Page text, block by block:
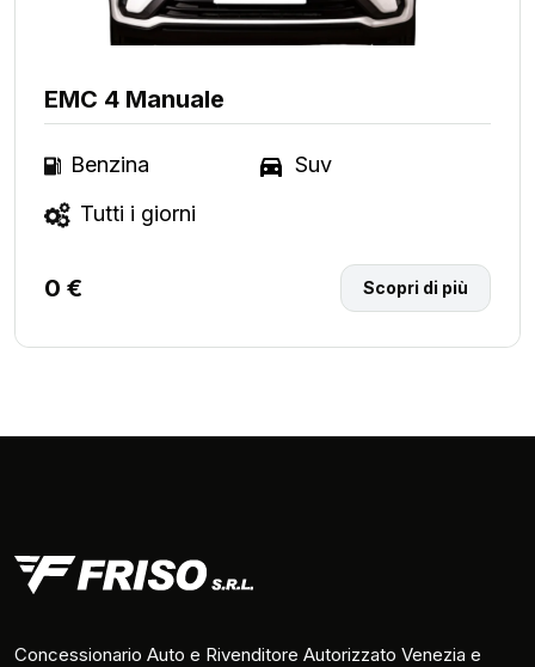
EMC 4 Manuale
Benzina
Suv
Tutti i giorni
0 € Scopri di più
Concessionario Auto e Rivenditore Autorizzato Venezia e